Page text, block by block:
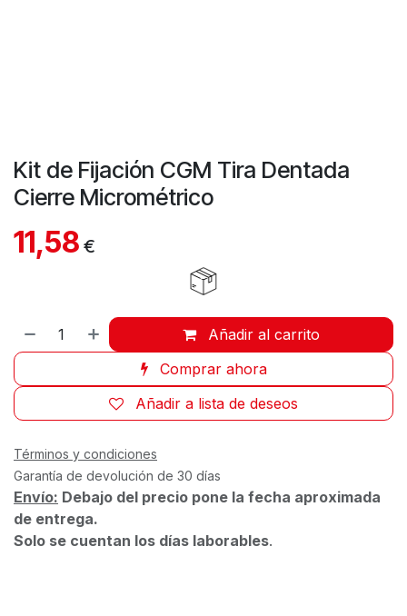
Kit de Fijación CGM Tira Dentada
Cierre Micrométrico
11,58 €
Añadir al carrito
Comprar ahora
Añadir a lista de deseos
Términos y condiciones
Garantía de devolución de 30 días
Envío: Debajo del precio pone la fecha aproximada
de entrega.
Solo se cuentan los días laborables.